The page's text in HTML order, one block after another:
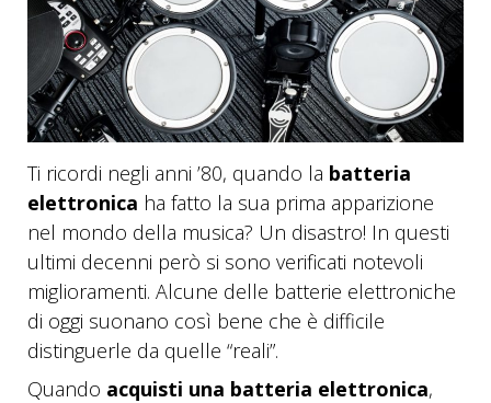
Ti ricordi negli anni ’80, quando la batteria
elettronica ha fatto la sua prima apparizione
nel mondo della musica? Un disastro! In questi
ultimi decenni però si sono verificati notevoli
miglioramenti. Alcune delle batterie elettroniche
di oggi suonano così bene che è difficile
distinguerle da quelle “reali”.
Quando acquisti una batteria elettronica,